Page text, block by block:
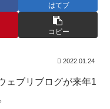
はてブ
コピー
2022.01.24
ェブリブログが来年1